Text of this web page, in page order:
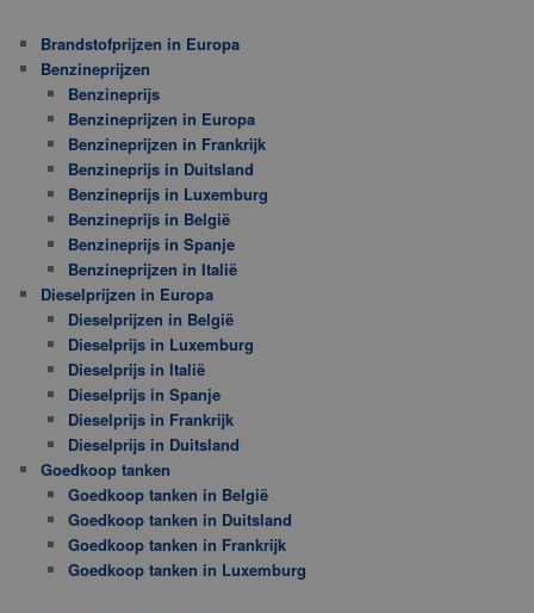
Brandstofprijzen in Europa
Benzineprijzen
Benzineprijs
Benzineprijzen in Europa
Benzineprijzen in Frankrijk
Benzineprijs in Duitsland
Benzineprijs in Luxemburg
Benzineprijs in België
Benzineprijs in Spanje
Benzineprijzen in Italië
Dieselprijzen in Europa
Dieselprijzen in België
Dieselprijs in Luxemburg
Dieselprijs in Italië
Dieselprijs in Spanje
Dieselprijs in Frankrijk
Dieselprijs in Duitsland
Goedkoop tanken
Goedkoop tanken in België
Goedkoop tanken in Duitsland
Goedkoop tanken in Frankrijk
Goedkoop tanken in Luxemburg